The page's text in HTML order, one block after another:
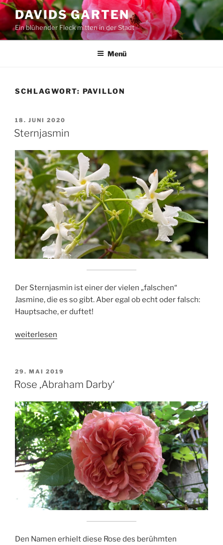
Zum
Inhalt
springen
DAVIDS GARTEN
Ein blühender Fleck mitten in der Stadt
Menü
SCHLAGWORT: PAVILLON
VERÖFFENTLICHT
AM
18. JUNI 2020
Sternjasmin
Der Sternjasmin ist einer der vielen „falschen“
Jasmine, die es so gibt. Aber egal ob echt oder falsch:
Hauptsache, er duftet!
„Sternjasmin“
weiterlesen
VERÖFFENTLICHT
AM
29. MAI 2019
Rose ‚Abraham Darby‘
Den Namen erhielt diese Rose des berühmten